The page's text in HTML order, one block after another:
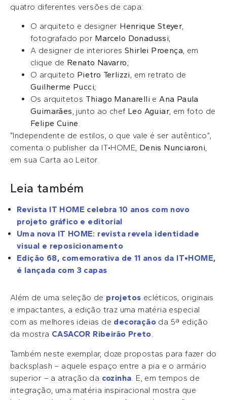
quatro diferentes versões de capa:
O arquiteto e designer Henrique Steyer,
fotografado por Marcelo Donadussi;
A designer de interiores Shirlei Proença, em
clique de Renato Navarro;
O arquiteto Pietro Terlizzi, em retrato de
Guilherme Pucci;
Os arquitetos Thiago Manarelli eAna Paula
Guimarães, junto ao chef Leo Aguiar, em foto de
Felipe Cuine.
“Independente de estilos, o que vale é ser autêntico”,
comenta o publisher da IT•HOME, Denis Nunciaroni,
em sua Carta ao Leitor.
Leia também
Revista IT HOME celebra 10 anos com novo
projeto gráfico e editorial
Uma nova IT HOME: revista revela identidade
visual e reposicionamento
Edição 68, comemorativa de 11 anos da IT•HOME,
é lançada com 3 capas
Além de uma seleção de projetos ecléticos, originais
e impactantes, a edição traz uma matéria especial
com as melhores ideias de decoração da 5ª edição
da mostra CASACOR Ribeirão Preto.
Também neste exemplar, doze propostas para fazer do
backsplash – aquele espaço entre a pia e o armário
superior – a atração da cozinha . E, em tempos de
integração, uma matéria inspiracional mostra que